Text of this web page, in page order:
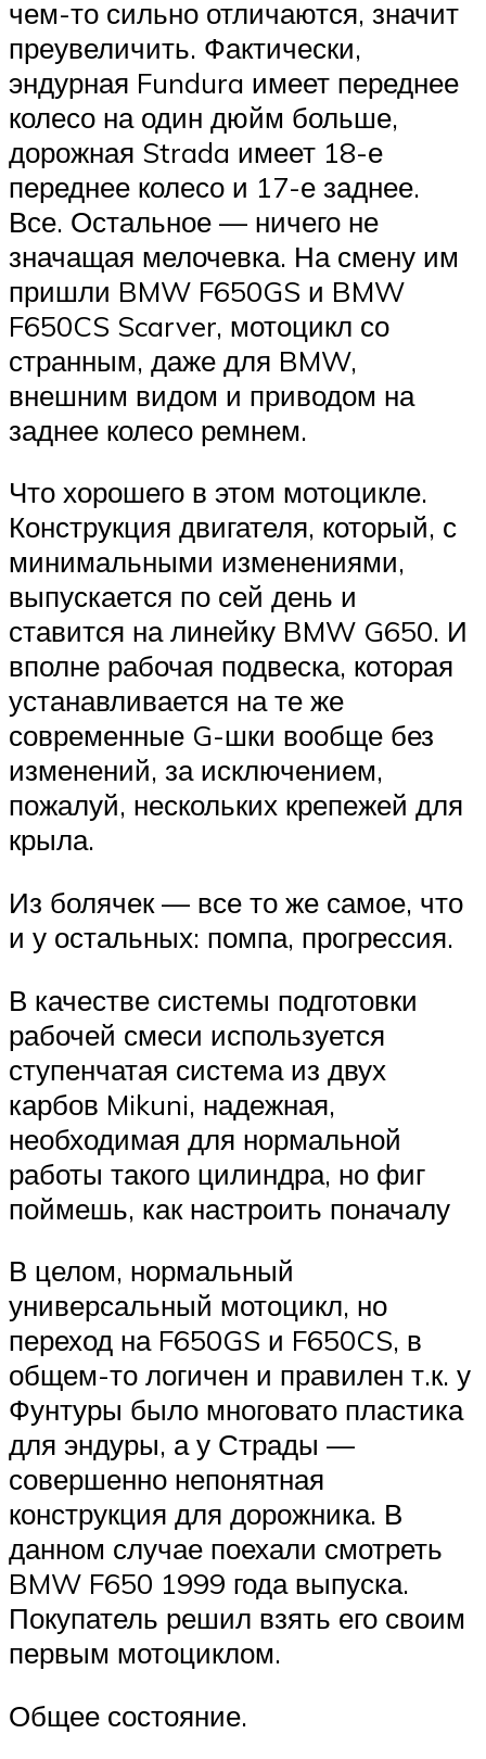
чем-то сильно отличаются, значит
преувеличить. Фактически,
эндурная Fundura имеет переднее
колесо на один дюйм больше,
дорожная Strada имеет 18-е
переднее колесо и 17-е заднее.
Все. Остальное — ничего не
значащая мелочевка. На смену им
пришли BMW F650GS и BMW
F650CS Scarver, мотоцикл со
странным, даже для BMW,
внешним видом и приводом на
заднее колесо ремнем.
Что хорошего в этом мотоцикле.
Конструкция двигателя, который, с
минимальными изменениями,
выпускается по сей день и
ставится на линейку BMW G650. И
вполне рабочая подвеска, которая
устанавливается на те же
современные G-шки вообще без
изменений, за исключением,
пожалуй, нескольких крепежей для
крыла.
Из болячек — все то же самое, что
и у остальных: помпа, прогрессия.
В качестве системы подготовки
рабочей смеси используется
ступенчатая система из двух
карбов Mikuni, надежная,
необходимая для нормальной
работы такого цилиндра, но фиг
поймешь, как настроить поначалу
В целом, нормальный
универсальный мотоцикл, но
переход на F650GS и F650CS, в
общем-то логичен и правилен т.к. у
Фунтуры было многовато пластика
для эндуры, а у Страды —
совершенно непонятная
конструкция для дорожника. В
данном случае поехали смотреть
BMW F650 1999 года выпуска.
Покупатель решил взять его своим
первым мотоциклом.
Общее состояние.